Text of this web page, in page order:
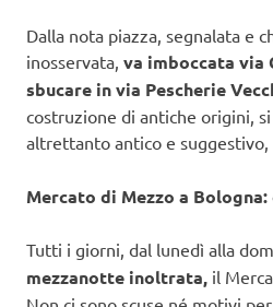
Dalla nota piazza, segnalata e
inosservata, va imboccata via
sbucare in via Pescherie
costruzione di antiche origini,
altrettanto antico e suggestivo,
Mercato di Mezzo a
Tutti i giorni, dal lunedì alla
mezzanotte inoltrata, il